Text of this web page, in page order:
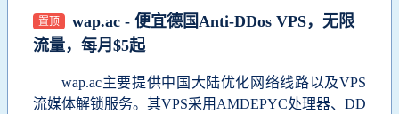
置顶
wap.ac - 便宜德国Anti-DDos VPS，无限
流量，每月$5起
wap.ac主要提供中国大陆优化网络线路以及VPS
流媒体解锁服务。其VPS采用AMDEPYC处理器、DD